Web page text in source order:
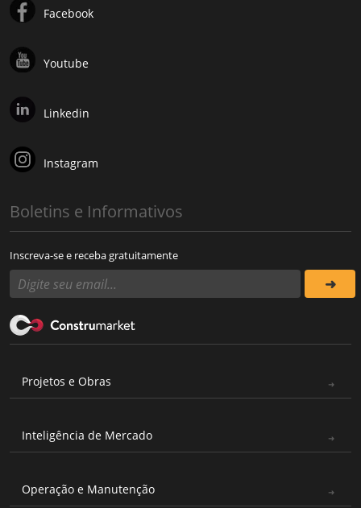
Facebook
Youtube
Linkedin
Instagram
Boletins e Informativos
Inscreva-se e receba gratuitamente
Projetos e Obras
Inteligência de Mercado
Operação e Manutenção